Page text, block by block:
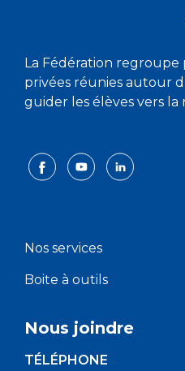
La Fédération regroupe
privées réunies autour
guider les élèves vers la
Nos services
Boite à outils
Nous joindre
TÉLÉPHONE